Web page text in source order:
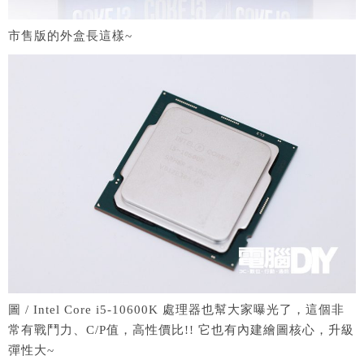
市售版的外盒長這樣~
圖 / Intel Core i5-10600K 處理器也幫大家曝光了，這個非
常有戰鬥力、C/P值，高性價比!! 它也有內建繪圖核心，升級
彈性大~